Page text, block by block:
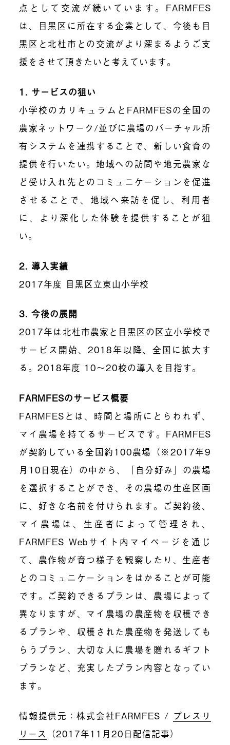
点として交流が続いています。 FARMFES
は、目黒区に所在する企業として、今後も目
黒区と北杜市との交流がより深まるようご支
援をさせて頂きたいと考えています。
1. サービスの狙い
小学校のカリキュラムと FARMFESの全国の
農家ネットワーク/並びに農場のバーチャル所
有システムを連携することで、新しい食育の
提供を行いたい。地域への訪問や地元農家な
ど受け入れ先とのコミュニケーションを促進
させることで、地域へ来訪を促し、利用者
に、より深化した体験を提供することが狙
い。
2. 導入実績
2017年度 目黒区立東山小学校
3.今後の展開
2017年は北杜市農家と目黒区の区立小学校で
サービス開始、2018年以降、全国に拡大す
る。2018年度 10～20校の導入を目指す。
FARMFESのサービス概要
FARMFES とは、時間と場所にとらわれず、
マイ農場を持てるサービスです。 FARMFES
が契約している全国約 100農場（※2017年9
月 10 日現在）の中から、「自分好み」の農場
を選択することができ、その農場の生産区画
に、好きな名前を付けられます。ご契約後、
マイ農場は、生産者によって管理され、
FARMFES Webサイト内マイページを通じ
て、農作物が育つ様子を観察したり、生産者
とのコミュニケーションをはかることが可能
です。ご契約できるプランは、農場によって
異なりますが、マイ農場の農産物を収穫でき
るプランや、収穫された農産物を発送しても
らうプラン、大切な人に農場を贈れるギフト
プランなど、充実したプラン内容となってい
ます。
情報提供元：株式会社FARMFES / プレスリ
リース （2017年11 月20 日配信記事）